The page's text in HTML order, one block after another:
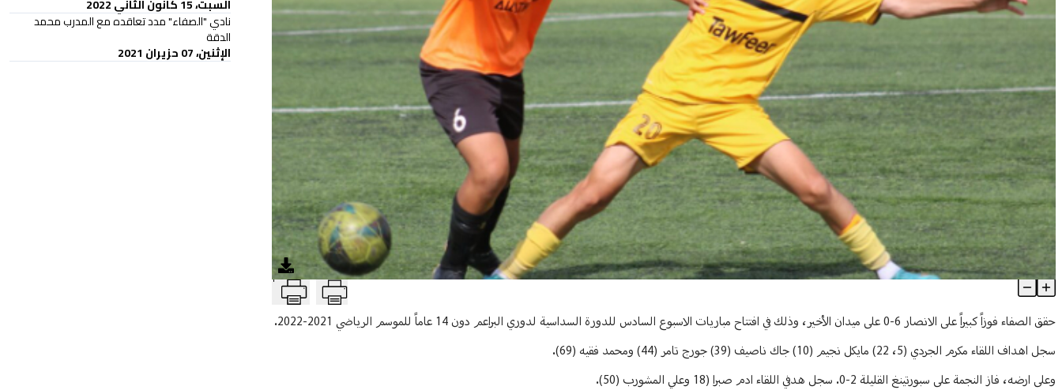
الصفاء يحافظ على الصدارة بفوز كبير على الأنصار في سداسية البراعم T
Article Content
حقق الصفاء فوزاً كبيراً على الانصار 6-0 على ميدان الأخير، وذلك في افتتاح مباريات الاسبوع السادس للدورة السداسية لدوري البراعم دون 14 عاماً للموسم الرياضي 2021-2022.
سجل اهداف اللقاء مكرم الجردي (5، 22) مايكل نجيم (10) جاك ناصيف (39) جورج تامر (44) ومحمد فقيه (69).
وعلى ارضه، فاز النجمة على سبورتينغ القليلة 2-0. سجل هدفي اللقاء ادم صبرا (18 وعلي المشورب (50).
السبت، 15 كانون الثاني 2022
نادي "الصفاء" مدد تعاقده مع المدرب محمد
الدقة
الإثنين، 07 حزيران 2021